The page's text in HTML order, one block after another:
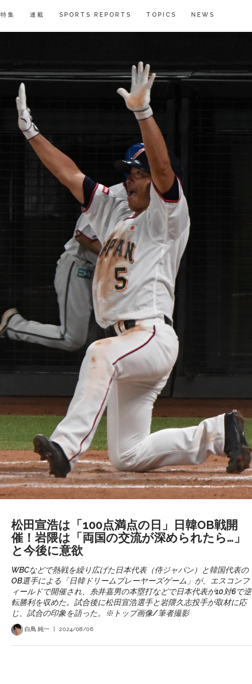
特集 連載 SPORTS REPORTS TOPICS NEWS
松田宣浩は「100点満点の日」日韓OB戦開
催！岩隈は「両国の交流が深められたら…」
と今後に意欲
WBCなどで熱戦を繰り広げた日本代表（侍ジャパン）と韓国代表の
OB選手による「日韓ドリームプレーヤーズゲーム」が、エスコンフ
ィールドで開催され、糸井嘉男の本塁打などで日本代表が10対6で逆
転勝利を収めた。試合後に松田宣浩選手と岩隈久志投手が取材に応
じ、試合の印象を語った。※トップ画像/筆者撮影
白鳥 純一 2024/08/06